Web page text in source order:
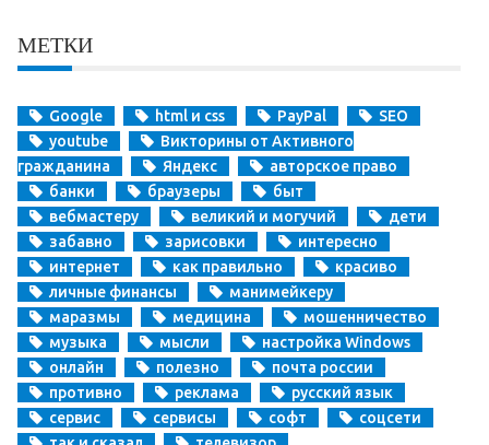
МЕТКИ
Google html и css PayPal
SEO
youtube
Викторины от Активного
гражданина
Яндекс
авторское право
банки
браузеры
быт
вебмастеру
великий и могучий
дети
забавно
зарисовки
интересно
интернет
как правильно
красиво
личные финансы
манимейкеру
маразмы
медицина
мошенничество
музыка
мысли
настройка Windows
онлайн
полезно
почта россии
противно
реклама
русский язык
сервис
сервисы софт
соцсети